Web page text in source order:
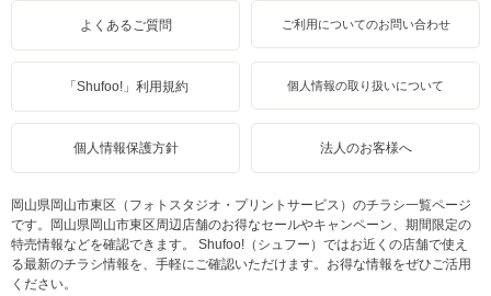
よくあるご質問 ご利用についてのお問い合わせ
「Shufoo!」利用規約 個人情報の取り扱いについて
個人情報保護方針 法人のお客様へ
岡山県岡山市東区（フォトスタジオ・プリントサービス）のチラシ一覧ページ
です。岡山県岡山市東区周辺店舗のお得なセールやキャンペーン、期間限定の
特売情報などを確認できます。 Shufoo!（シュフー）ではお近くの店舗で使え
る最新のチラシ情報を、手軽にご確認いただけます。お得な情報をぜひご活用
ください。